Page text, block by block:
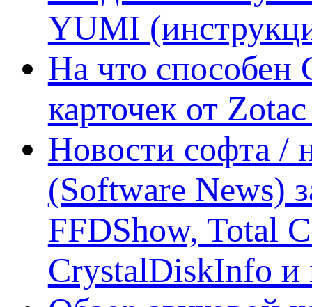
YUMI
На что способен
карточек от
Новости софта /
(Software News)
FFDShow, Total
CrystalDiskInfo и